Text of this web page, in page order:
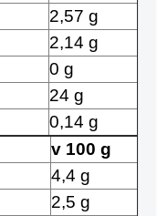
2,57 g
2,14 g
0 g
24 g
0,14 g
v 100 g
4,4 g
2,5 g